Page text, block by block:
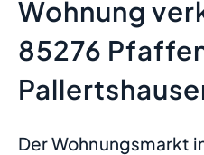
Wohnung
85276
Der Wohnungsmarkt